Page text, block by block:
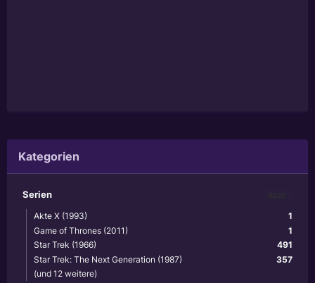
Kategorien
Serien
1
Akte X (1993)
1
Game of Thrones (2011)
491
Star Trek (1966)
357
Star Trek: The Next Generation (1987)
(und 12 weitere)